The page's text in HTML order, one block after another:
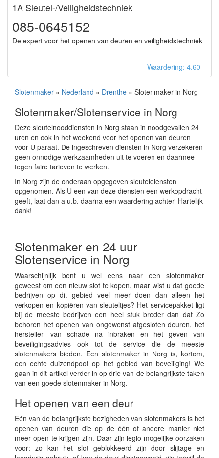
1A Sleutel-/Veiligheidstechniek
085-0645152
De expert voor het openen van deuren en veiligheidstechniek
Waardering: 4.60
Slotenmaker » Nederland » Drenthe » Slotenmaker in Norg
Slotenmaker/Slotenservice in Norg
Deze sleutelnooddiensten in Norg staan in noodgevallen 24
uren en ook in het weekend voor het openen van deuren
voor U paraat. De ingeschreven diensten in Norg verzekeren
geen onnodige werkzaamheden uit te voeren en daarmee
tegen faire tarieven te werken.
In Norg zijn de onderaan opgegeven sleuteldiensten
opgenomen. Als U een van deze diensten een werkopdracht
geeft, laat dan a.u.b. daarna een waardering achter. Hartelijk
dank!
Slotenmaker en 24 uur
Slotenservice in Norg
Waarschijnlijk bent u wel eens naar een slotenmaker
geweest om een nieuw slot te kopen, maar wist u dat goede
bedrijven op dit gebied veel meer doen dan alleen het
verkopen en kopiëren van sleuteltjes? Het servicepakket ligt
bij de meeste bedrijven een heel stuk breder dan dat Zo
behoren het openen van ongewenst afgesloten deuren, het
herstellen van schade na inbraken en het geven van
beveiligingsadvies ook tot de service die de meeste
slotenmakers bieden. Een slotenmaker in Norg is, kortom,
een echte duizendpoot op het gebied van beveiliging! We
gaan in dit artikel verder in op drie van de belangrijkste taken
van een goede slotenmaker in Norg.
Het openen van een deur
Eén van de belangrijkste bezigheden van slotenmakers is het
openen van deuren die op de één of andere manier niet
meer open te krijgen zijn. Daar zijn legio mogelijke oorzaken
voor: zo kan het slot geblokkeerd zijn door slijtage en